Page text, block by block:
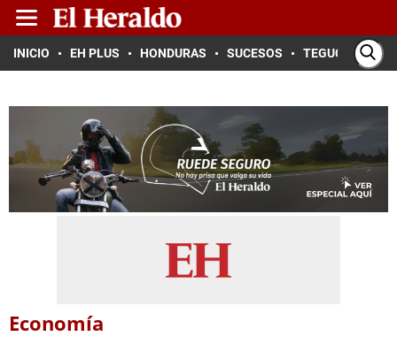
INICIO EH PLUS HONDURAS SUCESOS TEGUCIGALPA
Economía